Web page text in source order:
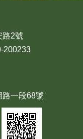
路2號
200233
路一段68號